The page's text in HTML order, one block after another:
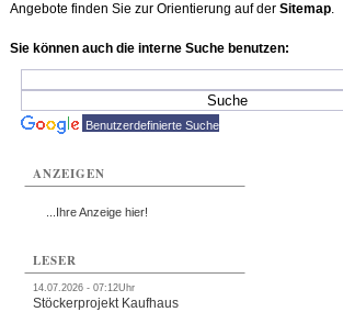
Gesundheit
Kultur
Sport
Termine
Kostenlos
Angebote finden Sie zur Orientierung auf der Sitemap.
Sie können auch die interne Suche benutzen:
Benutzerdefinierte Suche
ANZEIGEN
...Ihre Anzeige hier!
LESER
14.07.2026 - 07:12Uhr
Stöckerprojekt Kaufhaus